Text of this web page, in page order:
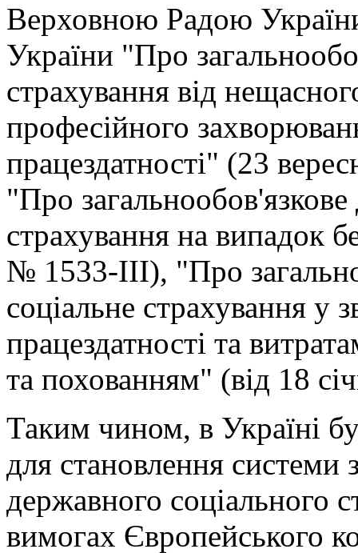
Верховною Радою
України "Про
страхування від
професійного
працездатності" (23
"Про
страхування на випадок
№ 1533-III), "Про
соціальне страхування у
працездатності та
та похованням" (від 18
Таким чином, в Україні
для становлення системи
державного соціального
вимогах Європейського